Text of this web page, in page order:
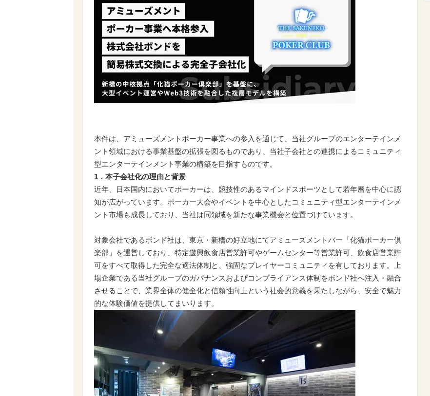
本件は、アミューズメントポーカー事業への参入を通じて、当社グループのエンターテインメ
ント領域における事業基盤の拡張を図るものであり、当社子会社との連携によるコミュニティ
型エンターテインメント事業の構築を目指すものです。
1．本子会社化の理由と背景
近年、日本国内においてポーカーは、競技性のあるマインドスポーツとして若年層を中心に認
知が広がっています。ポーカー大会やイベントを中心としたコミュニティ型エンターテインメ
ント市場も成長しており、当社は同領域を新たな事業機会と位置づけています。
対象会社であるボンド社は、東京・新橋の好立地にてアミューズメントバー「化猫ポーカー倶
楽部」を運営しており、特定遊興飲食店営業許可やゲームセンター等営業許可、飲食店営業許
可をすべて取得した完全な適法体制と、強固なプレイヤーコミュニティを有しております。上
場企業である当社グループのガバナンスおよびコンプライアンス体制をボンド社へ注入・融合
させることで、業界全体の健全化と信頼性向上という社会的意義を果たしながら、安全で魅力
的な体験価値を提供してまいります。